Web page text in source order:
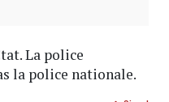
La police
la police nationale.